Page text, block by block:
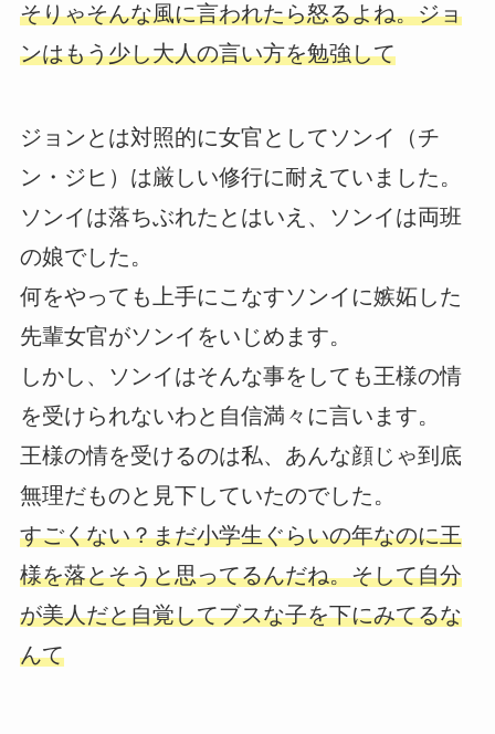
そりゃそんな風に言われたら怒るよね。ジョ
ンはもう少し大人の言い方を勉強して
ジョンとは対照的に女官としてソンイ（チ
ン・ジヒ）は厳しい修行に耐えていました。
ソンイは落ちぶれたとはいえ、ソンイは両班
の娘でした。
何をやっても上手にこなすソンイに嫉妬した
先輩女官がソンイをいじめます。
しかし、ソンイはそんな事をしても王様の情
を受けられないわと自信満々に言います。
王様の情を受けるのは私、あんな顔じゃ到底
無理だものと見下していたのでした。
すごくない？まだ小学生ぐらいの年なのに王
様を落とそうと思ってるんだね。そして自分
が美人だと自覚してブスな子を下にみてるな
んて